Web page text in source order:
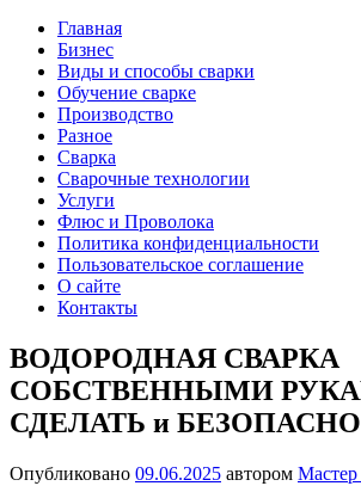
Главная
Бизнес
Виды и способы сварки
Обучение сварке
Производство
Разное
Сварка
Сварочные технологии
Услуги
Флюс и Проволока
Политика конфиденциальности
Пользовательское соглашение
О сайте
Контакты
ВОДОРОДНАЯ СВАРКА
СОБСТВЕННЫМИ
СДЕЛАТЬ и
Опубликовано 09.06.2025 автором Мастер